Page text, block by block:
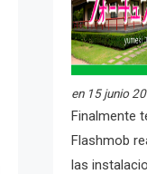
en 15 junio
Finalmente
Flashmob
las